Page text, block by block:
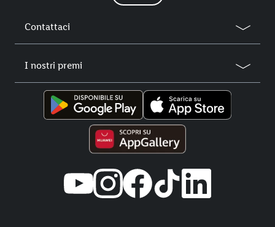
Contattaci
I nostri premi